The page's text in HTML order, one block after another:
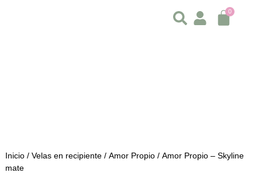
0
Inicio/ Velas en recipiente/ Amor Propio/ Amor Propio – Skyline
mate